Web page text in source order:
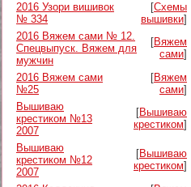
2016 Узори вишивок
№ 334
[Схемы
вышивки]
2016 Вяжем сами № 12.
Спецвыпуск. Вяжем для
мужчин
[Вяжем
сами]
2016 Вяжем сами
№25
[Вяжем
сами]
Вышиваю
крестиком №13
2007
[Вышиваю
крестиком]
Вышиваю
крестиком №12
2007
[Вышиваю
крестиком]